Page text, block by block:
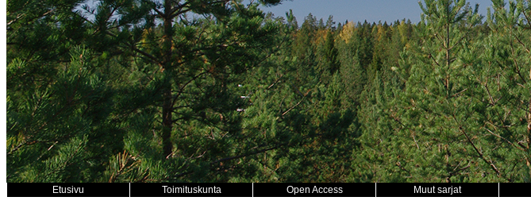
Etusivu Toimituskunta Open Access Muut sarjat